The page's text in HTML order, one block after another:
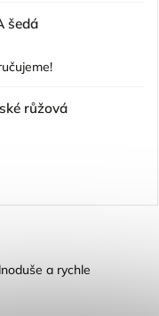
šedá
růžová
a rychle